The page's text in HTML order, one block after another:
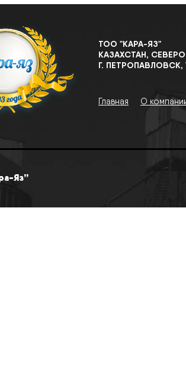
ТОО "КАРА-ЯЗ"
КАЗАХСТАН,
Г. ПЕТРОПАВЛОВСК,
Главная О
Яз”